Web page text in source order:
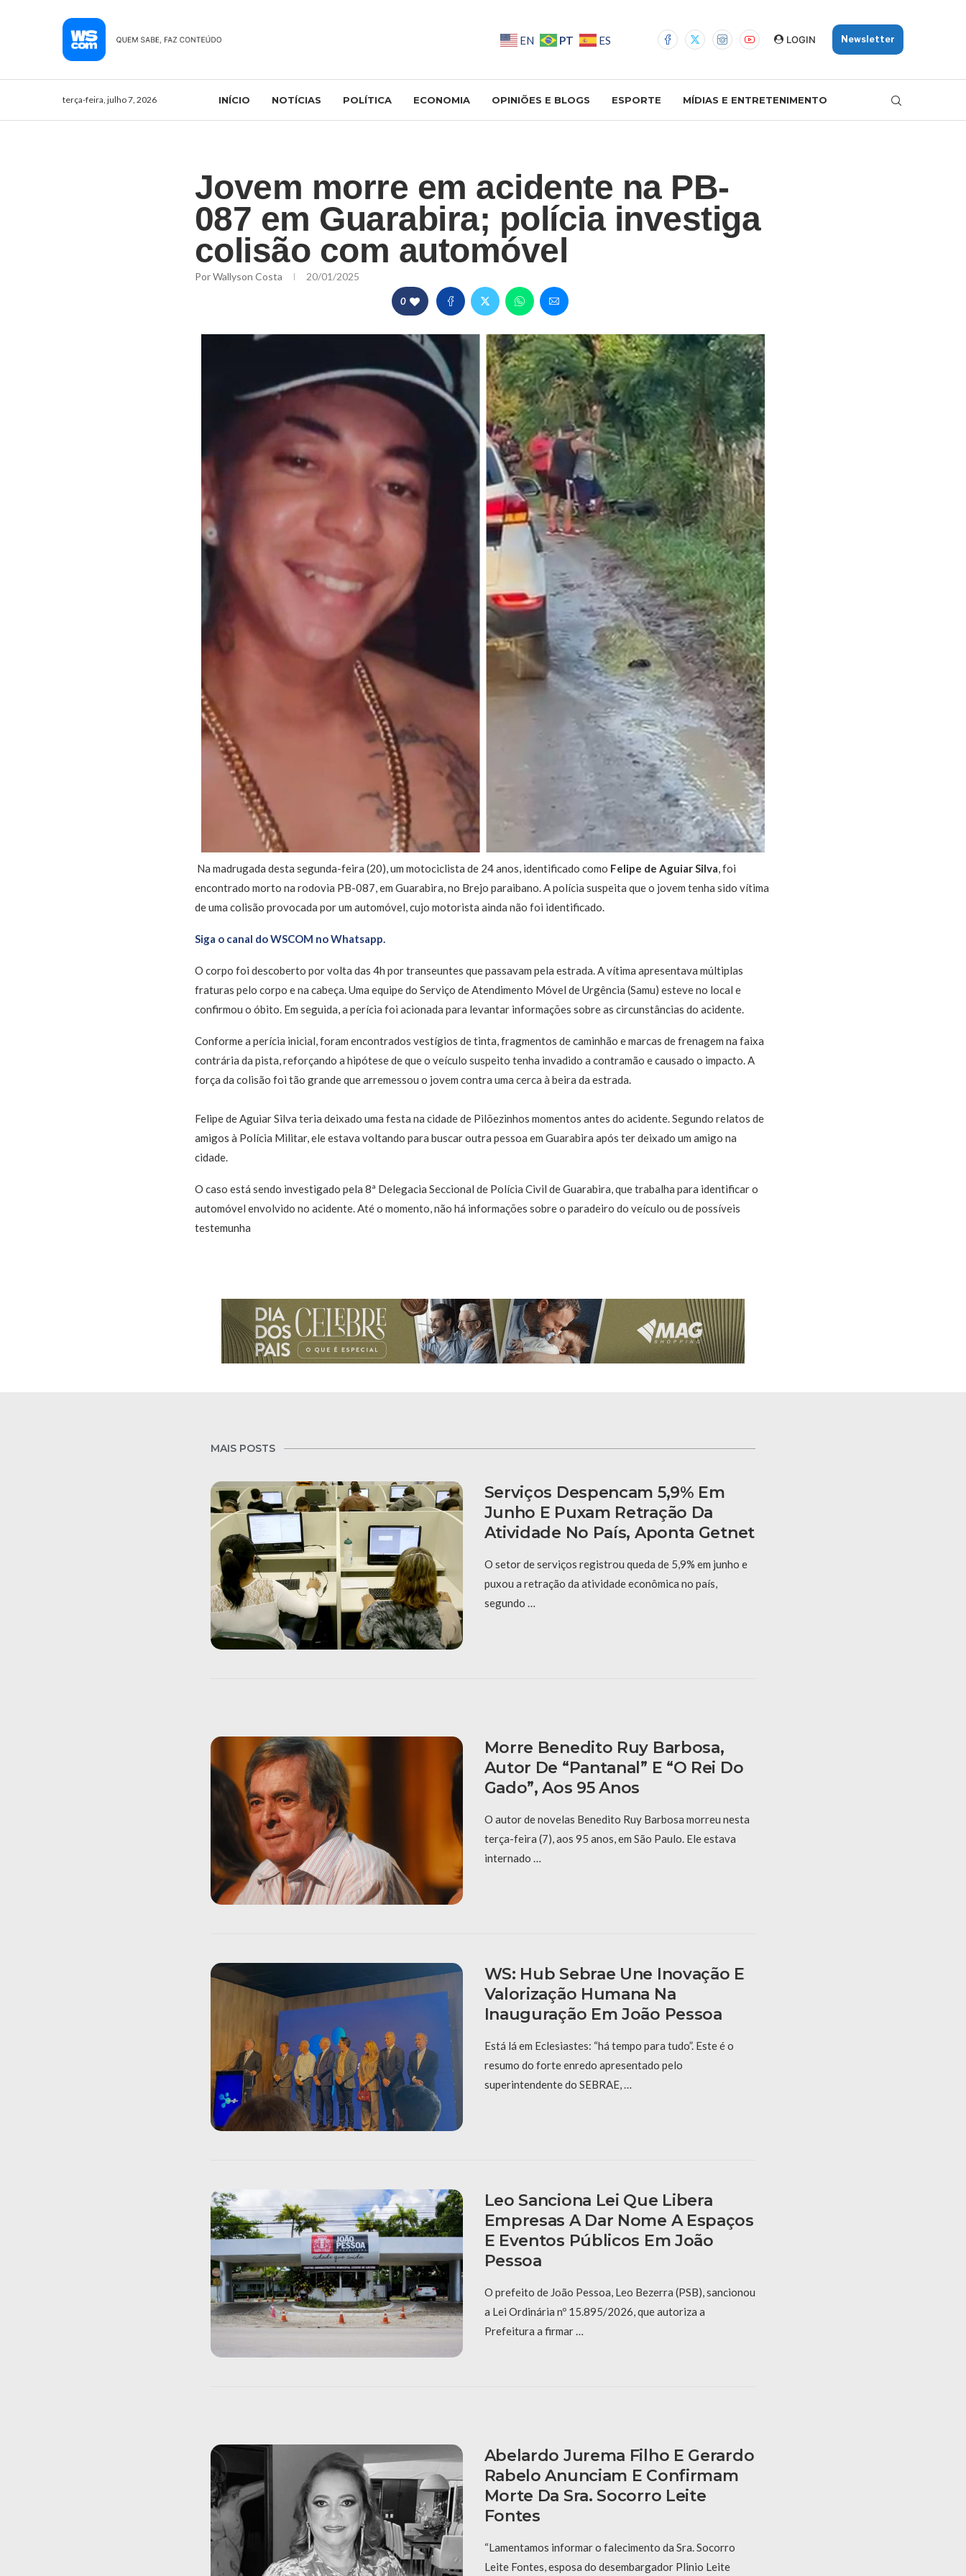
EN PT ES LOGIN Newsletter
terça-feira, julho 7, 2026 INÍCIO NOTÍCIAS POLÍTICA ECONOMIA OPINIÕES E BLOGS ESPORTE MÍDIAS E ENTRETENIMENTO
Jovem morre em acidente na PB-
087 em Guarabira; polícia investiga
colisão com automóvel
PorWallyson Costa 20/01/2025
0
Na madrugada desta segunda-feira (20), um motociclista de 24 anos, identificado como Felipe de Aguiar Silva, foi
encontrado morto na rodovia PB-087, em Guarabira, no Brejo paraibano. A polícia suspeita que o jovem tenha sido vítima
de uma colisão provocada por um automóvel, cujo motorista ainda não foi identificado.
Siga o canal do WSCOM no Whatsapp.
O corpo foi descoberto por volta das 4h por transeuntes que passavam pela estrada. A vítima apresentava múltiplas
fraturas pelo corpo e na cabeça. Uma equipe do Serviço de Atendimento Móvel de Urgência (Samu) esteve no local e
confirmou o óbito. Em seguida, a perícia foi acionada para levantar informações sobre as circunstâncias do acidente.
Conforme a perícia inicial, foram encontrados vestígios de tinta, fragmentos de caminhão e marcas de frenagem na faixa
contrária da pista, reforçando a hipótese de que o veículo suspeito tenha invadido a contramão e causado o impacto. A
força da colisão foi tão grande que arremessou o jovem contra uma cerca à beira da estrada.
Felipe de Aguiar Silva teria deixado uma festa na cidade de Pilõezinhos momentos antes do acidente. Segundo relatos de
amigos à Polícia Militar, ele estava voltando para buscar outra pessoa em Guarabira após ter deixado um amigo na
cidade.
O caso está sendo investigado pela 8ª Delegacia Seccional de Polícia Civil de Guarabira, que trabalha para identificar o
automóvel envolvido no acidente. Até o momento, não há informações sobre o paradeiro do veículo ou de possíveis
testemunha
MAIS POSTS
Serviços Despencam 5,9% Em
Junho E Puxam Retração Da
Atividade No País, Aponta Getnet
O setor de serviços registrou queda de 5,9% em junho e
puxou a retração da atividade econômica no país,
segundo …
Morre Benedito Ruy Barbosa,
Autor De “Pantanal” E “O Rei Do
Gado”, Aos 95 Anos
O autor de novelas Benedito Ruy Barbosa morreu nesta
terça-feira (7), aos 95 anos, em São Paulo. Ele estava
internado …
WS: Hub Sebrae Une Inovação E
Valorização Humana Na
Inauguração Em João Pessoa
Está lá em Eclesiastes: “há tempo para tudo”. Este é o
resumo do forte enredo apresentado pelo
superintendente do SEBRAE, …
Leo Sanciona Lei Que Libera
Empresas A Dar Nome A Espaços
E Eventos Públicos Em João
Pessoa
O prefeito de João Pessoa, Leo Bezerra (PSB), sancionou
a Lei Ordinária nº 15.895/2026, que autoriza a
Prefeitura a firmar …
Abelardo Jurema Filho E Gerardo
Rabelo Anunciam E Confirmam
Morte Da Sra. Socorro Leite
Fontes
“Lamentamos informar o falecimento da Sra. Socorro
Leite Fontes, esposa do desembargador Plinio Leite